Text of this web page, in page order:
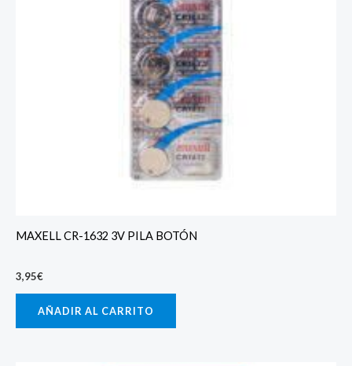
MAXELL CR-1632 3V PILA BOTÓN
3,95€
AÑADIR AL CARRITO